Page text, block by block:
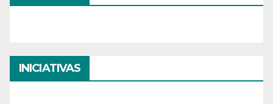
INICIATIVAS